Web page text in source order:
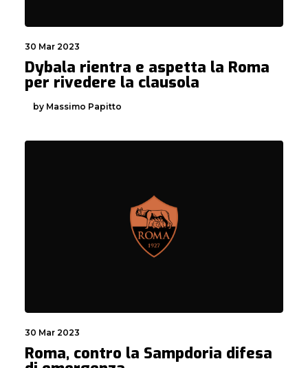
30 Mar 2023
Dybala rientra e aspetta la Roma
per rivedere la clausola
by Massimo Papitto
30 Mar 2023
Roma, contro la Sampdoria difesa